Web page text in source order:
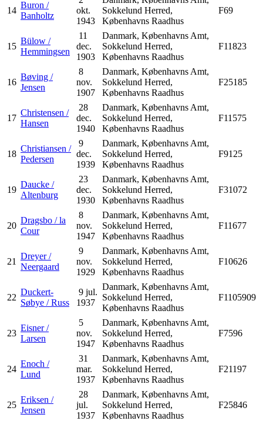
14
Buron /
Banholtz
okt.
1943
Sokkelund Herred,
Københavns Raadhus
F69
15
Bülow /
Hemmingsen
11
dec.
1903
Danmark, Københavns Amt,
Sokkelund Herred,
Københavns Raadhus
F11823
16
Bøving /
Jensen
8
nov.
1907
Danmark, Københavns Amt,
Sokkelund Herred,
Københavns Raadhus
F25185
17
Christensen /
Hansen
28
dec.
1940
Danmark, Københavns Amt,
Sokkelund Herred,
Københavns Raadhus
F11575
18
Christiansen /
Pedersen
9
dec.
1939
Danmark, Københavns Amt,
Sokkelund Herred,
Københavns Raadhus
F9125
19
Daucke /
Altenburg
23
dec.
1930
Danmark, Københavns Amt,
Sokkelund Herred,
Københavns Raadhus
F31072
20
Dragsbo / la
Cour
8
nov.
1947
Danmark, Københavns Amt,
Sokkelund Herred,
Københavns Raadhus
F11677
21
Dreyer /
Neergaard
9
nov.
1929
Danmark, Københavns Amt,
Sokkelund Herred,
Københavns Raadhus
F10626
22
Duckert-
Søbye / Russ
9 jul.
1937
Danmark, Københavns Amt,
Sokkelund Herred,
Københavns Raadhus
F1105909
23
Eisner /
Larsen
5
nov.
1947
Danmark, Københavns Amt,
Sokkelund Herred,
Københavns Raadhus
F7596
24
Enoch /
Lund
31
mar.
1937
Danmark, Københavns Amt,
Sokkelund Herred,
Københavns Raadhus
F21197
25
Eriksen /
Jensen
28
jul.
1937
Danmark, Københavns Amt,
Sokkelund Herred,
Københavns Raadhus
F25846